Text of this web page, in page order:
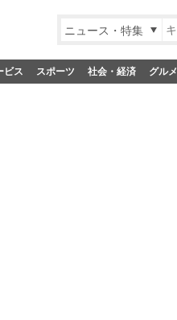
ニュース・特集
ビス スポーツ 社会・経済 グルメ